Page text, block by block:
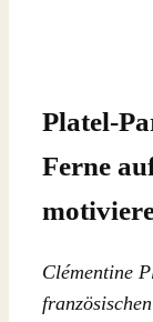
Platel-
Ferne
Clémentine